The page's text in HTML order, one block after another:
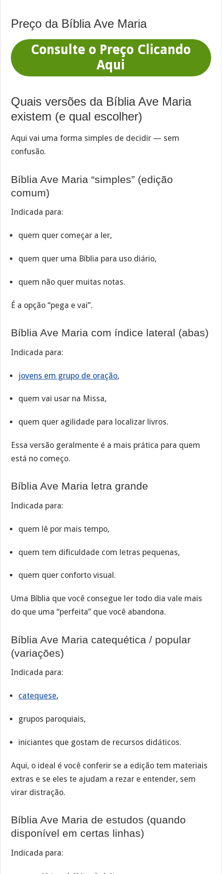
Preço da Bíblia Ave Maria
Consulte o Preço Clicando
Aqui
Quais versões da Bíblia Ave Maria
existem (e qual escolher)
Aqui vai uma forma simples de decidir — sem
confusão.
Bíblia Ave Maria “simples” (edição
comum)
Indicada para:
quem quer começar a ler,
quem quer uma Bíblia para uso diário,
quem não quer muitas notas.
É a opção “pega e vai”.
Bíblia Ave Maria com índice lateral (abas)
Indicada para:
jovens em grupo de oração,
quem vai usar na Missa,
quem quer agilidade para localizar livros.
Essa versão geralmente é a mais prática para quem
está no começo.
Bíblia Ave Maria letra grande
Indicada para:
quem lê por mais tempo,
quem tem dificuldade com letras pequenas,
quem quer conforto visual.
Uma Bíblia que você consegue ler todo dia vale mais
do que uma “perfeita” que você abandona.
Bíblia Ave Maria catequética / popular
(variações)
Indicada para:
catequese,
grupos paroquiais,
iniciantes que gostam de recursos didáticos.
Aqui, o ideal é você conferir se a edição tem materiais
extras e se eles te ajudam a rezar e entender, sem
virar distração.
Bíblia Ave Maria de estudos (quando
disponível em certas linhas)
Indicada para: